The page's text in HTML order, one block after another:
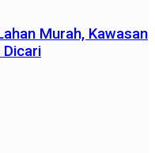
Murah, Kawasan